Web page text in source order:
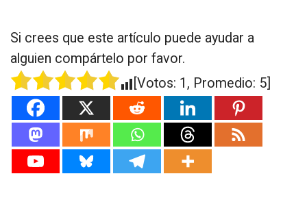
Si crees que este artículo puede ayudar a
alguien compártelo por favor.
[Votos: 1 , Promedio: 5